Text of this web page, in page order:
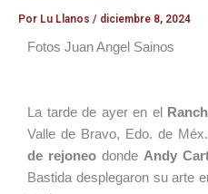
Por Lu Llanos / diciembre 8, 2024
Fotos Juan Angel Sainos
La tarde de ayer en el
Valle de Bravo, Edo. de
de rejoneodonde Andy
Bastida desplegaron su arte